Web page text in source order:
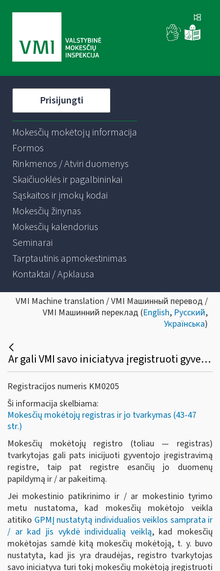
Prisijungti
Mokesčių mokėtojų informacija
Formos
Rinkmenos / Atviri duomenys
Skaičiuoklės ir pagalbininkai
Sąskaitos ir įmokų kodai
Mokesčių žinynas
Mokesčių kalendorius
Seminarai
Tarptautinis apmokestinimas
Kontaktai / Apklausa
VMI Machine translation / VMI Машинный перевод /
VMI Машинний переклад (English, Русский,
Українська)
Ar gali VMI savo iniciatyva įregistruoti gyventoją Mokesčių mokėtojų registre bei papildyti / pakeisti mokesčių mokėtojo registravimo registre duomenis?
Registracijos numeris KM0205
Ši informacija skelbiama:
Mokesčių mokėtojų registras ir jo tvarkymas (43-47
str.)
Mokesčių mokėtojų registro (toliau — registras)
tvarkytojas gali pats inicijuoti gyventojo įregistravimą
registre, taip pat registre esančių jo duomenų
papildymą ir / ar pakeitimą.
Jei mokestinio patikrinimo ir / ar mokestinio tyrimo
metu nustatoma, kad mokesčių mokėtojo veikla
atitiko GPMĮ nustatytą individualios veiklos samprata ir
/ ar kad jis vykdė individualią veiklą, kad mokesčių
mokėtojas samdė kitą mokesčių mokėtoją, t. y. buvo
nustatyta, kad jis yra draudėjas, registro tvarkytojas
savo iniciatyva turi tokį mokesčių mokėtoją įregistruoti